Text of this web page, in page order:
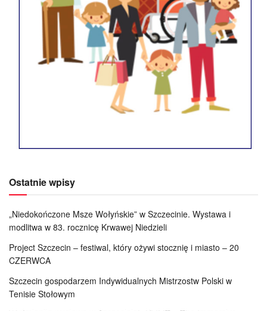
Ostatnie wpisy
„Niedokończone Msze Wołyńskie” w Szczecinie. Wystawa i
modlitwa w 83. rocznicę Krwawej Niedzieli
Project Szczecin – festiwal, który ożywi stocznię i miasto – 20
CZERWCA
Szczecin gospodarzem Indywidualnych Mistrzostw Polski w
Tenisie Stołowym